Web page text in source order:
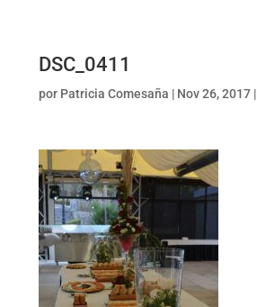
DSC_0411
por Patricia Comesaña | Nov 26, 2017|